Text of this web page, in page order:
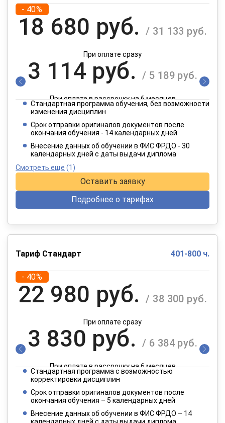
- 40%
18 680 руб. / 31 133 руб.
При оплате сразу
3 114 руб. / 5 189 руб.
При оплате в рассрочку на 6 месяцев
1 557 руб.
При оплате в рассрочку на 12 месяцев
Стандартная программа обучения, без возможности
изменения дисциплин
Срок отправки оригиналов документов после
окончания обучения - 14 календарных дней
Внесение данных об обучении в ФИС ФРДО - 30
календарных дней с даты выдачи диплома
Смотреть еще (1)
Оставить заявку
Подробнее о тарифах
Тариф Стандарт 401-800 ч.
- 40%
22 980 руб. / 38 300 руб.
При оплате сразу
3 830 руб. / 6 384 руб.
При оплате в рассрочку на 6 месяцев
1 915 руб.
При оплате в рассрочку на 12 месяцев
Стандартная программа с возможностью
корректировки дисциплин
Срок отправки оригиналов документов после
окончания обучения – 5 календарных дней
Внесение данных об обучении в ФИС ФРДО – 14
календарных дней с даты выдачи диплома